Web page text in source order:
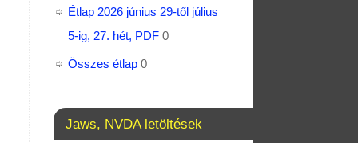
Étlap 2026 június 29-től július
5-ig, 27. hét, PDF 0
Összes étlap 0
Jaws, NVDA letöltések